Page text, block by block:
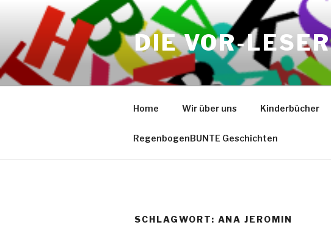
springen
DIE VOR-LESER
Home Wir über uns Kinderbücher
RegenbogenBUNTE Geschichten
SCHLAGWORT: ANA JEROMIN